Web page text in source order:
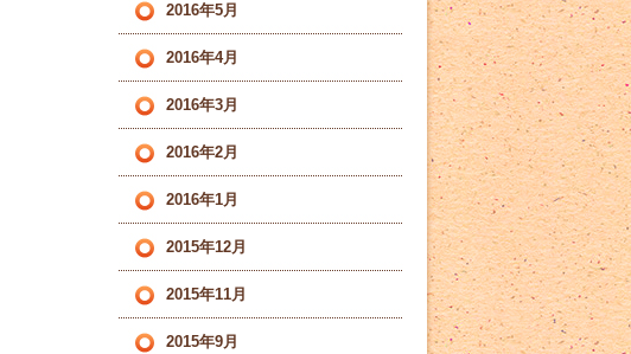
2016年5月
2016年4月
2016年3月
2016年2月
2016年1月
2015年12月
2015年11月
2015年9月